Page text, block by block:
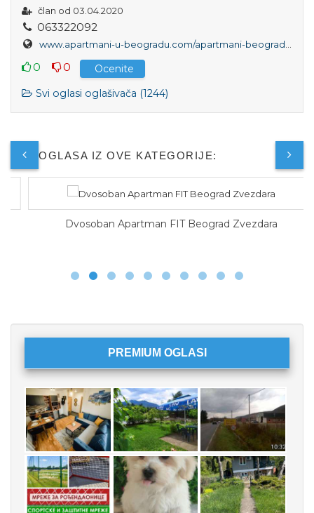
član od 03.04.2020
063322092
www.apartmani-u-beogradu.com/apartmani-beograd/dvosoban-apartman-belgrade-waterfront-vista-beograd-savski-venac
0 0
Ocenite
Svi oglasi oglašivača (1244)
JOŠ OGLASA IZ OVE KATEGORIJE:
Dvosoban Apartman FIT Beograd Zvezdara
PREMIUM OGLASI